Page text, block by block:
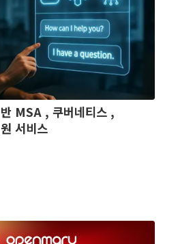
MSA , 쿠버네티스 ,
서비스